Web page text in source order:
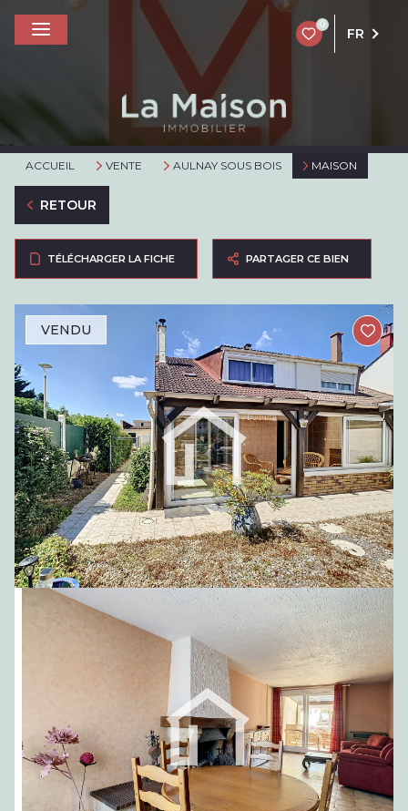
0
FR
ACCUEIL VENTE AULNAY SOUS BOIS MAISON
RETOUR
TÉLÉCHARGER LA FICHE PARTAGER CE BIEN
VENDU